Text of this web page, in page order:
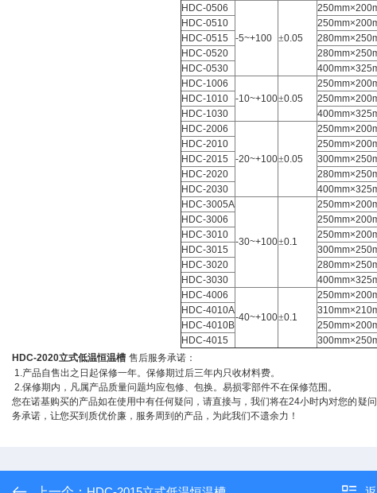
HDC-0506
-5~+100 ±0.05
HDC-0510
HDC-0515
HDC-0520
HDC-0530
HDC-1006
-10~+100±0.05
HDC-1010
HDC-1030
HDC-2006
-20~+100±0.05
HDC-2010
HDC-2015
HDC-2020
HDC-2030
HDC-3005A
-30~+100±0.1
HDC-3006
HDC-3010
HDC-3015
HDC-3020
HDC-3030
HDC-4006
-40~+100±0.1
HDC-4010A
HDC-4010B
HDC-4015
HDC-2020立式低温恒温槽 售后服务承诺：
1.产品自售出之日起保修一年。保修期过后三年内只收材料费。
2.保修期内，凡属产品质量问题均应包修、包换。易损零部件不在保修范围。
您在诺基购买的产品如在使用中有任何疑问，请直接与 ，我们将在24小时内对您的疑
务承诺，让您买到质优价廉，服务周到的产品，为此我们不遗余力！